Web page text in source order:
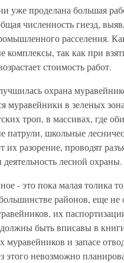
уже проделана большая
численность гнезд,
расселения.
комплексы, так как при
стоимость работ.
охрана
муравейники в зеленых
троп, в массивах, где
патрули, школьные
их разорение, проводят
лесной охраны.
- это пока малая толика
районов, еще не
их
быть вписавы в
муравейников и запасе
этого невозможно